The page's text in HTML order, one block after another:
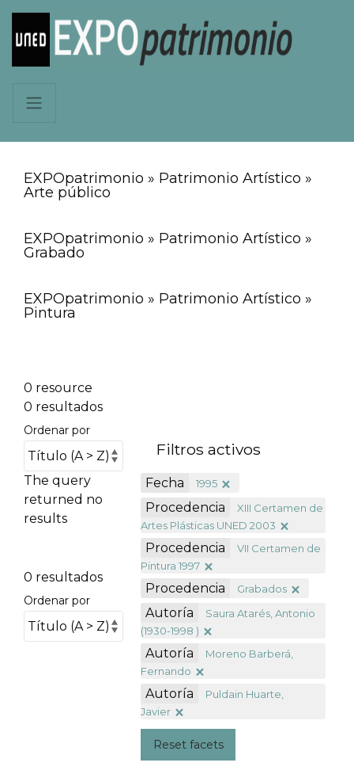
EXPOpatrimonio » Patrimonio Artístico »
Arte público
EXPOpatrimonio » Patrimonio Artístico »
Grabado
EXPOpatrimonio » Patrimonio Artístico »
Pintura
0 resource
0 resultados
Ordenar por
The query
returned no
results
0 resultados
Ordenar por
Filtros activos
Fecha 1995
Procedencia
XIII Certamen de
Artes Plásticas UNED 2003
Procedencia
VII Certamen de
Pintura 1997
Procedencia Grabados
Autoría
Saura Atarés, Antonio
(1930-1998 )
Autoría
Moreno Barberá,
Fernando
Autoría
Puldain Huarte,
Javier
Reset facets